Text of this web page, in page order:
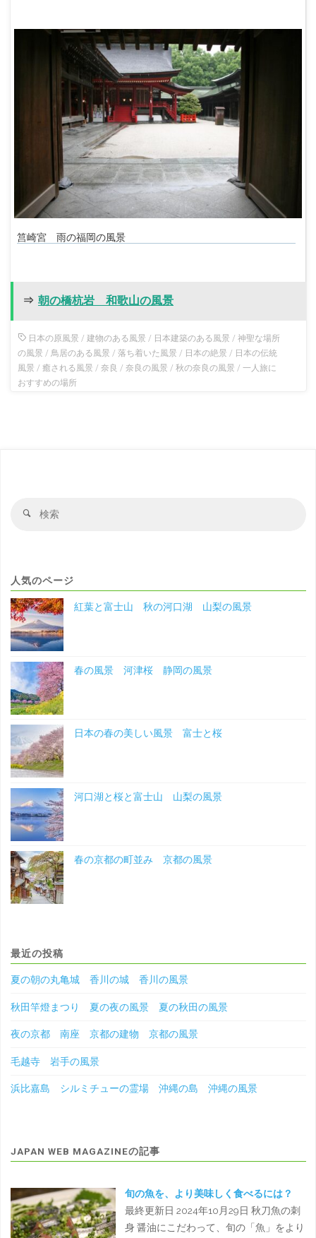
筥崎宮 雨の福岡の風景
⇒ 朝の橋杭岩 和歌山の風景
日本の原風景 / 建物のある風景 / 日本建築のある風景 / 神聖な場所
の風景 / 鳥居のある風景 / 落ち着いた風景 / 日本の絶景 / 日本の伝統
風景 / 癒される風景 / 奈良 / 奈良の風景 / 秋の奈良の風景 / 一人旅に
おすすめの場所
検
人気のページ
紅葉と富士山 秋の河口湖 山梨の風景
春の風景 河津桜 静岡の風景
日本の春の美しい風景 富士と桜
河口湖と桜と富士山 山梨の風景
春の京都の町並み 京都の風景
最近の投稿
夏の朝の丸亀城 香川の城 香川の風景
秋田竿燈まつり 夏の夜の風景 夏の秋田の風景
夜の京都 南座 京都の建物 京都の風景
毛越寺 岩手の風景
浜比嘉島 シルミチューの霊場 沖縄の島 沖縄の風景
JAPAN WEB MAGAZINEの記事
旬の魚を、より美味しく食べるには？
最終更新日 2024年10月29日 秋刀魚の刺
身 醤油にこだわって、旬の「魚」をより